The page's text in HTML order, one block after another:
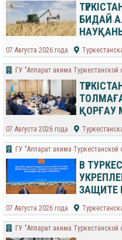
БИДАЙ
07 Августа 2026 года
ГУ "Аппарат акима Туркестанской
ҚОРҒАУ
07 Августа 2026 года
ГУ "Аппарат акима Туркестанской
В
ЗАЩИТЕ
07 Августа 2026 года
ГУ "Аппарат акима Туркестанской